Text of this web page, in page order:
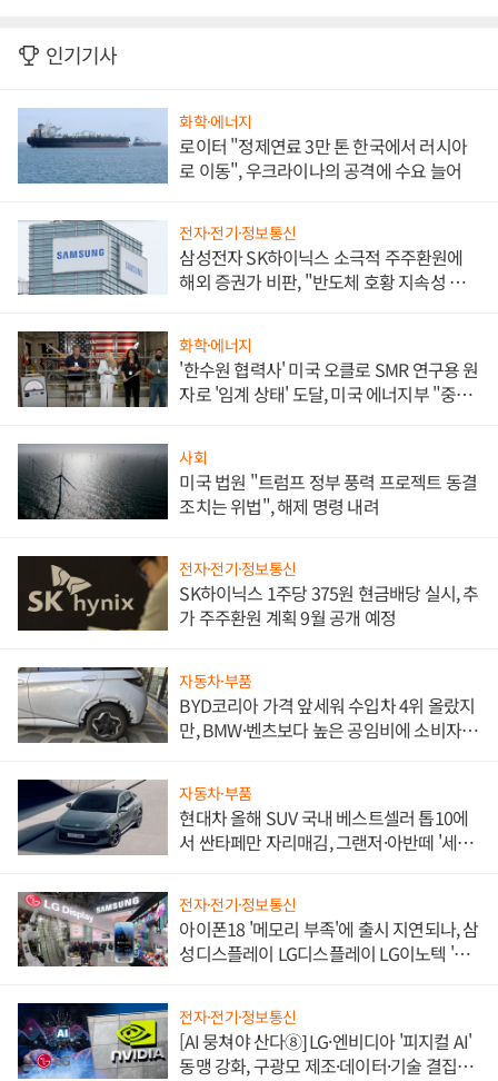
인기기사
화학·에너지
로이터 "정제연료 3만 톤 한국에서 러시아
로 이동", 우크라이나의 공격에 수요 늘어
전자·전기·정보통신
삼성전자 SK하이닉스 소극적 주주환원에
해외 증권가 비판, "반도체 호황 지속성 의
화학·에너지
'한수원 협력사' 미국 오클로 SMR 연구용 원
자로 '임계 상태' 도달, 미국 에너지부 "중요
사회
미국 법원 "트럼프 정부 풍력 프로젝트 동결
조치는 위법", 해제 명령 내려
전자·전기·정보통신
SK하이닉스 1주당 375원 현금배당 실시, 추
가 주주환원 계획 9월 공개 예정
자동차·부품
BYD코리아 가격 앞세워 수입차 4위 올랐지
만, BMW·벤츠보다 높은 공임비에 소비자
자동차·부품
현대차 올해 SUV 국내 베스트셀러 톱10에
서 싼타페만 자리매김, 그랜저·아반떼 '세단
전자·전기·정보통신
아이폰18 '메모리 부족'에 출시 지연되나, 삼
성디스플레이 LG디스플레이 LG이노텍 '탈
전자·전기·정보통신
[AI 뭉쳐야 산다⑧] LG·엔비디아 '피지컬 AI'
동맹 강화, 구광모 제조·데이터·기술 결집